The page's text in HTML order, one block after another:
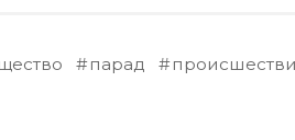
парад